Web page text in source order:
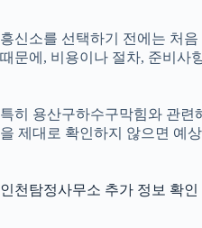
흥신소를 선택하기 전에는 처
때문에, 비용이나 절차, 준비사
특히 용산구하수구막힘와 관련
을 제대로 확인하지 않으면 예
인천탐정사무소 추가 정보 확인